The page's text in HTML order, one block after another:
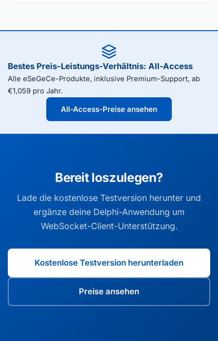
Bestes Preis-Leistungs-Verhältnis: All-Access
Alle eSeGeCe-Produkte, inklusive Premium-Support, ab
€1,059 pro Jahr.
All-Access-Preise ansehen
Bereit loszulegen?
Lade die kostenlose Testversion herunter und
ergänze deine Delphi-Anwendung um
WebSocket-Client-Unterstützung.
Kostenlose Testversion herunterladen
Preise ansehen